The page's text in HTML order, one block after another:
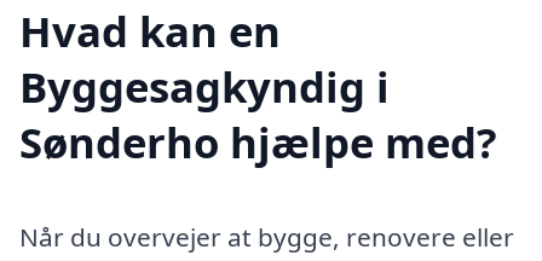
Hvad kan en
Byggesagkyndig i
Sønderho hjælpe med?
Når du overvejer at bygge, renovere eller